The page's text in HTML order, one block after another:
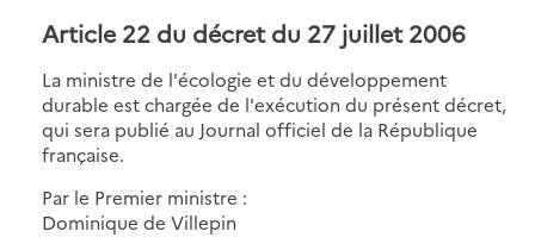
Article 22 du décret du 27 juillet 2006
La ministre de l'écologie et du développement
durable est chargée de l'exécution du présent décret,
qui sera publié au Journal officiel de la République
française.
Par le Premier ministre :
Dominique de Villepin